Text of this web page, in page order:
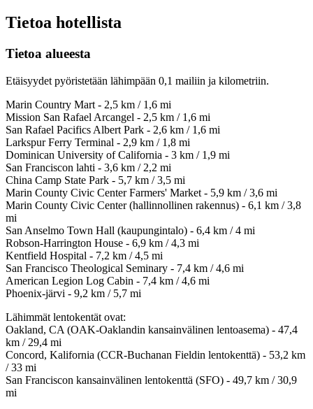
Tietoa hotellista
Tietoa alueesta
Etäisyydet pyöristetään lähimpään 0,1 mailiin ja kilometriin.
Marin Country Mart - 2,5 km / 1,6 mi
Mission San Rafael Arcangel - 2,5 km / 1,6 mi
San Rafael Pacifics Albert Park - 2,6 km / 1,6 mi
Larkspur Ferry Terminal - 2,9 km / 1,8 mi
Dominican University of California - 3 km / 1,9 mi
San Franciscon lahti - 3,6 km / 2,2 mi
China Camp State Park - 5,7 km / 3,5 mi
Marin County Civic Center Farmers' Market - 5,9 km / 3,6 mi
Marin County Civic Center (hallinnollinen rakennus) - 6,1 km / 3,8
mi
San Anselmo Town Hall (kaupungintalo) - 6,4 km / 4 mi
Robson-Harrington House - 6,9 km / 4,3 mi
Kentfield Hospital - 7,2 km / 4,5 mi
San Francisco Theological Seminary - 7,4 km / 4,6 mi
American Legion Log Cabin - 7,4 km / 4,6 mi
Phoenix-järvi - 9,2 km / 5,7 mi
Lähimmät lentokentät ovat:
Oakland, CA (OAK-Oaklandin kansainvälinen lentoasema) - 47,4
km / 29,4 mi
Concord, Kalifornia (CCR-Buchanan Fieldin lentokenttä) - 53,2 km
/ 33 mi
San Franciscon kansainvälinen lentokenttä (SFO) - 49,7 km / 30,9
mi